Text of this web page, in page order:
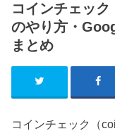
コインチェッ
のやり方・
まとめ
コインチェック（